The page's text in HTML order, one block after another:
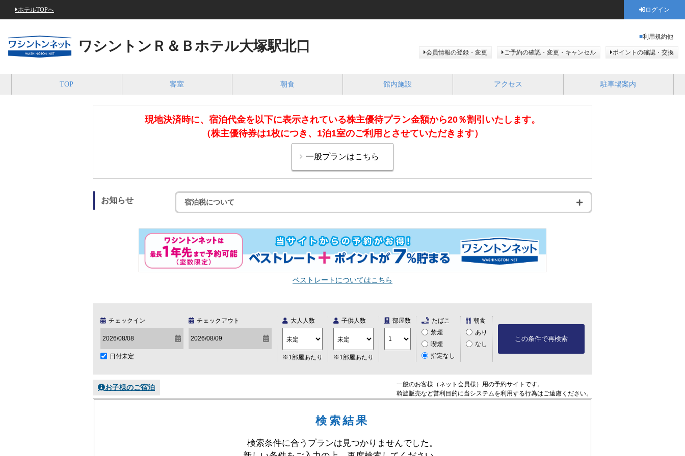
ホテルTOPへ ログイン
ワシントンＲ＆Ｂホテル大塚駅北口
利用規約他
会員情報の登録・変更 ご予約の確認・変更・キャンセル ポイントの確認・交換
TOP 客室 朝食 館内施設 アクセス 駐車場案内
現地決済時に、宿泊代金を以下に表示されている株主優待プラン金額から20％割引いたします。
（株主優待券は1枚につき、1泊1室のご利用とさせていただきます）
お知らせ 宿泊税について
ベストレートについてはこちら
チェックイン チェックアウト
日付未定
大人人数
※1部屋あたり
子供人数
※1部屋あたり
部屋数
たばこ
禁煙
喫煙
指定なし
朝食
あり
なし
この条件で再検索
お子様のご宿泊
一般のお客様（ネット会員様）用の予約サイトです。
斡旋販売など営利目的に当システムを利用する行為はご遠慮ください。
検索結果
検索条件に合うプランは見つかりませんでした。